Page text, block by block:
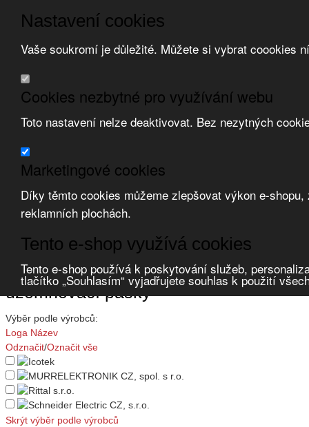
Nastavení cookies
Vaše soukromí je důležité. Můžete si vybrat coookies
Cookies nezbytné pro využívání webu
Toto nastavení nelze deaktivovat. Bez nezytných
Marketingové cookies
Díky těmto cookies můžeme zlepšovat výkon e-
reklamních plochách.
Tento e-shop využívá cookies
Tento e-shop používá k poskytování služeb,
tlačítko „Souhlasím“ vyjadřujete souhlas k použití
Přeskočit na hlavní obsah Přeskočit na doplňující obsah
Obchodní podmínky
Registrace
Zvolte měnu:
Přihlásit uživatele
Úvod Upevňovací materiál EMC komponenty uzemňovací pásky
uzemňovací pásky
Výběr podle výrobců:
Loga Název
Odznačit/Označit vše
Skrýt výběr podle výrobců